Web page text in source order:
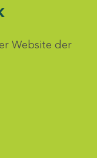
Website der
auswählen